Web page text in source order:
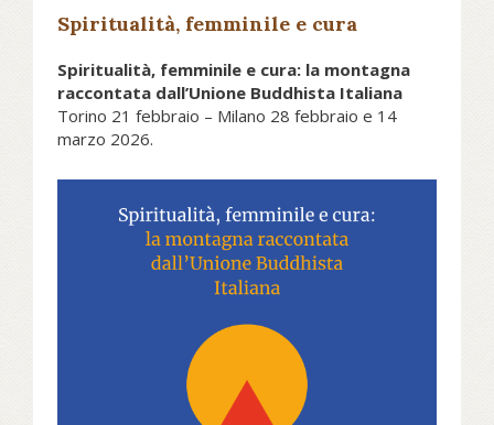
Spiritualità, femminile e cura
Spiritualità, femminile e cura: la montagna
raccontata dall’Unione Buddhista Italiana
Torino 21 febbraio – Milano 28 febbraio e 14
marzo 2026.
Iniziativa inserita nell’ambito
dell’Olimpiade Culturale di Milano
Cortina 2026
Riflettere sulla montagna con uno
sguardo ampio e consapevole che
vada oltre la narrativa comune e gli
stereotipi. È questo l’obiettivo del
ciclo di tre incontri gratuiti promossi